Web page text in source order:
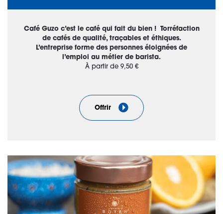
Café Guzo c’est le café qui fait du bien ! Torréfaction
de cafés de qualité, traçables et éthiques.
L’entreprise forme des personnes éloignées de
l’emploi au métier de barista.
À partir de 9,50 €
Offrir